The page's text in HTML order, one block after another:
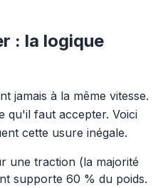
: la logique
jamais à la même vitesse.
qu'il faut accepter. Voici
cette usure inégale.
une traction (la majorité
supporte 60 % du poids.